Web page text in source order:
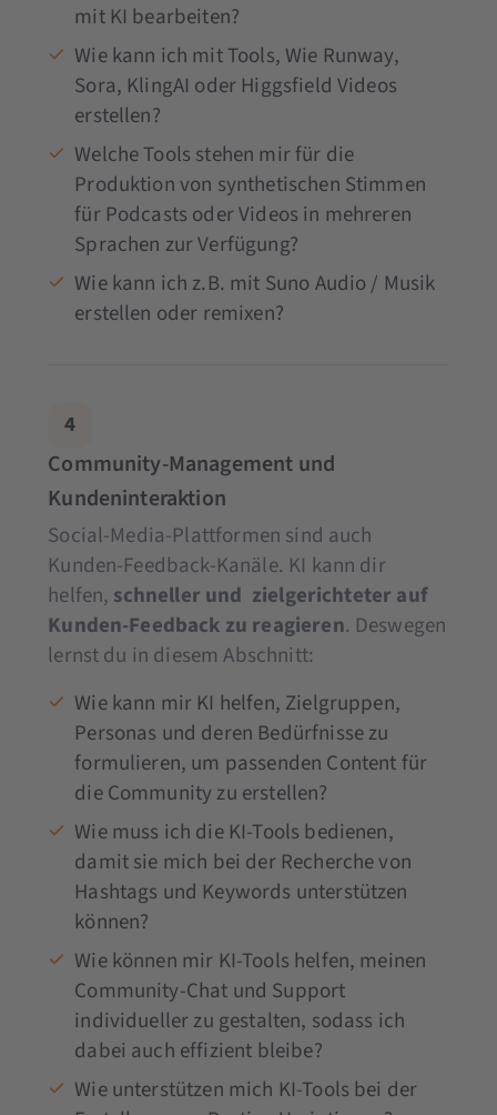
mit KI bearbeiten?
Wie kann ich mit Tools, Wie Runway,
Sora, KlingAI oder Higgsfield Videos
erstellen?
Welche Tools stehen mir für die
Produktion von synthetischen Stimmen
für Podcasts oder Videos in mehreren
Sprachen zur Verfügung?
Wie kann ich z.B. mit Suno Audio / Musik
erstellen oder remixen?
4
Community-Management und
Kundeninteraktion
Social-Media-Plattformen sind auch
Kunden-Feedback-Kanäle. KI kann dir
helfen, schneller und zielgerichteter auf
Kunden-Feedback zu reagieren. Deswegen
lernst du in diesem Abschnitt:
Wie kann mir KI helfen, Zielgruppen,
Personas und deren Bedürfnisse zu
formulieren, um passenden Content für
die Community zu erstellen?
Wie muss ich die KI-Tools bedienen,
damit sie mich bei der Recherche von
Hashtags und Keywords unterstützen
können?
Wie können mir KI-Tools helfen, meinen
Community-Chat und Support
individueller zu gestalten, sodass ich
dabei auch effizient bleibe?
Wie unterstützen mich KI-Tools bei der